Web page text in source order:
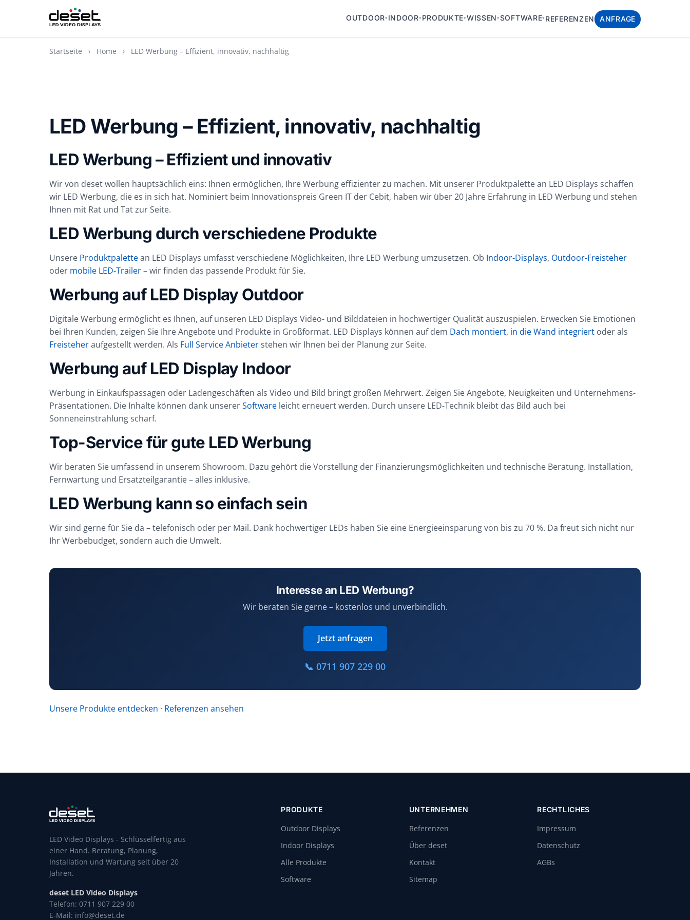
OUTDOOR▾ INDOOR▾ PRODUKTE▾WISSEN▾SOFTWARE▾ REFERENZEN ANFRAGE
Startseite › Home › LED Werbung – Effizient, innovativ, nachhaltig
LED Werbung – Effizient, innovativ, nachhaltig
LED Werbung – Effizient und innovativ
Wir von deset wollen hauptsächlich eins: Ihnen ermöglichen, Ihre Werbung effizienter zu machen. Mit unserer Produktpalette an LED Displays schaffen
wir LED Werbung, die es in sich hat. Nominiert beim Innovationspreis Green IT der Cebit, haben wir über 20 Jahre Erfahrung in LED Werbung und stehen
Ihnen mit Rat und Tat zur Seite.
LED Werbung durch verschiedene Produkte
Unsere Produktpalettean LED Displays umfasst verschiedene Möglichkeiten, Ihre LED Werbung umzusetzen. Ob Indoor-Displays, Outdoor-Freisteher
oder mobile LED-Trailer– wir finden das passende Produkt für Sie.
Werbung auf LED Display Outdoor
Digitale Werbung ermöglicht es Ihnen, auf unseren LED Displays Video- und Bilddateien in hochwertiger Qualität auszuspielen. Erwecken Sie Emotionen
bei Ihren Kunden, zeigen Sie Ihre Angebote und Produkte in Großformat. LED Displays können auf dem Dach montiert, in die Wand integriert oder als
Freisteheraufgestellt werden. Als Full Service Anbieterstehen wir Ihnen bei der Planung zur Seite.
Werbung auf LED Display Indoor
Werbung in Einkaufspassagen oder Ladengeschäften als Video und Bild bringt großen Mehrwert. Zeigen Sie Angebote, Neuigkeiten und Unternehmens-
Präsentationen. Die Inhalte können dank unsererSoftware leicht erneuert werden. Durch unsere LED-Technik bleibt das Bild auch bei
Sonneneinstrahlung scharf.
Top-Service für gute LED Werbung
Wir beraten Sie umfassend in unserem Showroom. Dazu gehört die Vorstellung der Finanzierungsmöglichkeiten und technische Beratung. Installation,
Fernwartung und Ersatzteilgarantie – alles inklusive.
LED Werbung kann so einfach sein
Wir sind gerne für Sie da – telefonisch oder per Mail. Dank hochwertiger LEDs haben Sie eine Energieeinsparung von bis zu 70 %. Da freut sich nicht nur
Ihr Werbebudget, sondern auch die Umwelt.
Interesse an LED Werbung?
Wir beraten Sie gerne – kostenlos und unverbindlich.
Jetzt anfragen
📞 0711 907 229 00
Unsere Produkte entdecken · Referenzen ansehen
LED Video Displays - Schlüsselfertig aus
einer Hand. Beratung, Planung,
Installation und Wartung seit über 20
Jahren.
deset LED Video Displays
Telefon: 0711 907 229 00
E-Mail: info@deset.de
PRODUKTE
Outdoor Displays
Indoor Displays
Alle Produkte
Software
UNTERNEHMEN
Referenzen
Über deset
Kontakt
Sitemap
RECHTLICHES
Impressum
Datenschutz
AGBs